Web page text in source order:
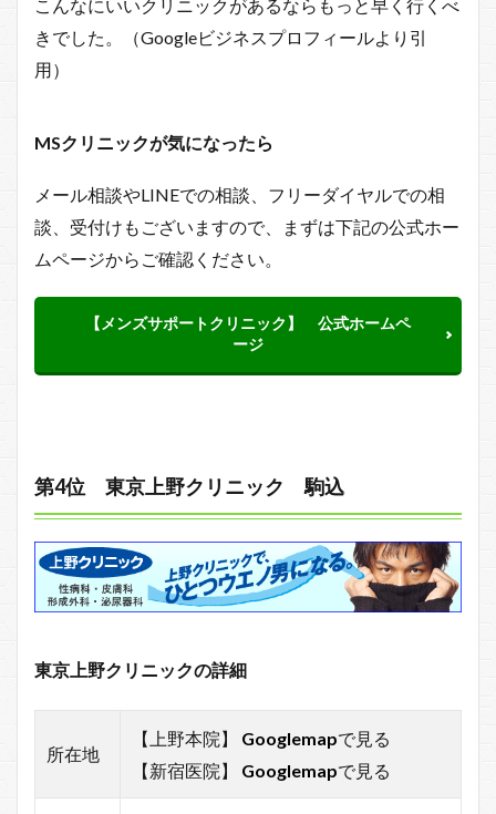
こんなにいいクリニックがあるならもっと早く行くべ
きでした。（Googleビジネスプロフィールより引
用）
MSクリニックが気になったら
メール相談やLINEでの相談、フリーダイヤルでの相
談、受付けもございますので、まずは下記の公式ホー
ムページからご確認ください。
【メンズサポートクリニック】 公式ホームペ
ージ
第4位 東京上野クリニック 駒込
東京上野クリニックの詳細
所在地
【上野本院】 Googlemapで見る
【新宿医院】 Googlemapで見る